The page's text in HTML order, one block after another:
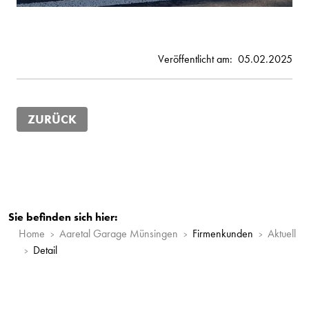
Veröffentlicht am: 05.02.2025
ZURÜCK
Sie befinden sich hier:
Home
Aaretal Garage Münsingen Firmenkunden
Aktuell
Detail